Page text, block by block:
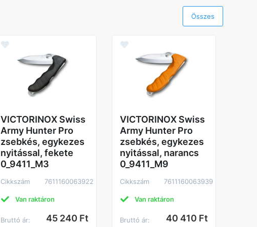
Összes
VICTORINOX Swiss
Army Hunter Pro
zsebkés, egykezes
nyitással, fekete
0_9411_M3
Cikkszám 7611160063922
Van raktáron
Bruttó ár: 45 240 Ft
VICTORINOX Swiss
Army Hunter Pro
zsebkés, egykezes
nyitással, narancs
0_9411_M9
Cikkszám 7611160063939
Van raktáron
Bruttó ár: 40 410 Ft